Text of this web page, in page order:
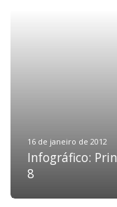
16 de janeiro de 2012
Infográfico:
8